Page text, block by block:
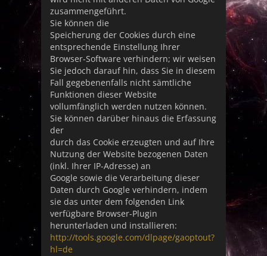
zusammengeführt.
Sie können die
Speicherung der Cookies durch eine
entsprechende Einstellung Ihrer
Browser-Software verhindern; wir weisen
Sie jedoch darauf hin, dass Sie in diesem
Fall gegebenenfalls nicht sämtliche
Funktionen dieser Website
vollumfänglich werden nutzen können.
Sie können darüber hinaus die Erfassung
der
durch das Cookie erzeugten und auf Ihre
Nutzung der Website bezogenen Daten
(inkl. Ihrer IP-Adresse) an
Google sowie die Verarbeitung dieser
Daten durch Google verhindern, indem
sie das unter dem folgenden Link
verfügbare Browser-Plugin
herunterladen und installieren:
http://tools.google.com/dlpage/gaoptout?
hl=de